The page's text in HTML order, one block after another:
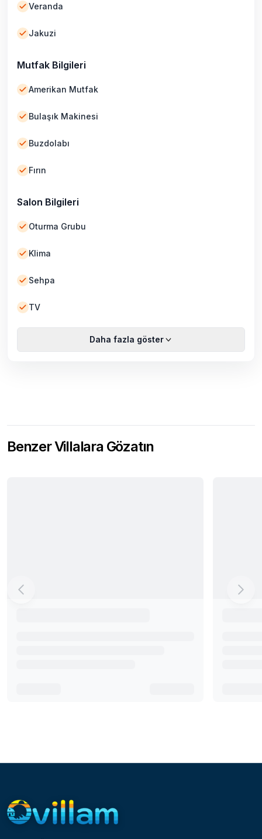
Veranda
Jakuzi
Mutfak Bilgileri
Amerikan Mutfak
Bulaşık Makinesi
Buzdolabı
Fırın
Salon Bilgileri
Oturma Grubu
Klima
Sehpa
TV
Daha fazla göster
Benzer Villalara Gözatın